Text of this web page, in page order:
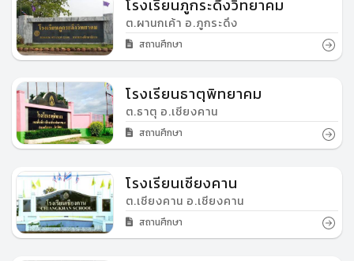
โรงเรียนภูกระดึงวิทยาคม
ต.ผานกเค้า อ.ภูกระดึง
สถานศึกษา
โรงเรียนธาตุพิทยาคม
ต.ธาตุ อ.เชียงคาน
สถานศึกษา
โรงเรียนเชียงคาน
ต.เชียงคาน อ.เชียงคาน
สถานศึกษา